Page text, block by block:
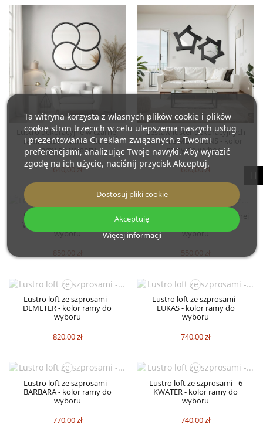
Lustro dekoracyjne w czarnej
ramie MDF - MIRO - kolor
ramy do wyboru
640,00 zł
Zestaw luster dekoracyjnych
w ramie MDF - SENS - kolor
ramy do wyboru
660,00 zł
Lustro loft ze szprosami -
WILHELM - kolor ramy do
wyboru
850,00 zł
Lustro okrągłe w ramie czarnej
wyboru
550,00 zł
Lustro loft ze szprosami -
DEMETER - kolor ramy do
wyboru
820,00 zł
Lustro loft ze szprosami -
LUKAS - kolor ramy do
wyboru
740,00 zł
Lustro loft ze szprosami -
BARBARA - kolor ramy do
wyboru
770,00 zł
Lustro loft ze szprosami - 6
KWATER - kolor ramy do
wyboru
740,00 zł
Ta witryna korzysta z własnych plików cookie i plików
cookie stron trzecich w celu ulepszenia naszych usług
i prezentowania Ci reklam związanych z Twoimi
preferencjami, analizując Twoje nawyki. Aby wyrazić
zgodę na ich użycie, naciśnij przycisk Akceptuj.
Więcej informacji
Dostosuj pliki cookie
Akceptuję